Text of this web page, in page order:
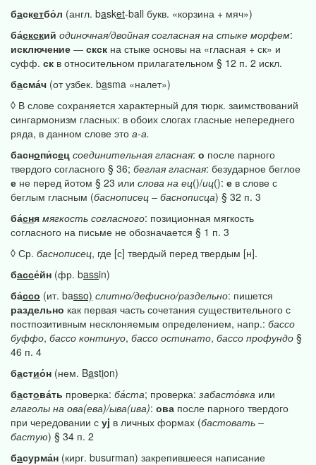
баскетбо́л (англ. basket-ball букв. «корзина + мяч»)
ба́скский одиночная/двойная согласная на стыке морфем:
исключение — скск на стыке основы на «гласная + ск» и
суфф. ск в относительном прилагательном § 12 п. 2 искл.
басма́ч (от узбек. basma «налет»)
◊ В слове сохраняется характерный для тюрк. заимствований
сингармонизм гласных: в обоих слогах гласные непереднего
ряда, в данном слове это а-а.
баснопи́сец соединительная гласная: о после парного
твердого согласного § 36; беглая гласная: безударное беглое
е не перед йотом § 23 или слова на ец()/иц(): е в слове с
беглым гласным (баснописец – баснописца) § 32 п. 3
ба́сня мягкость согласного: позиционная мягкость
согласного на письме не обозначается § 1 п. 3
◊ Ср. баснописец, где [с] твердый перед твердым [н].
бассе́йн (фр. bassin)
ба́ссо (ит. basso) слитно/дефисно/раздельно: пишется
раздельно как первая часть сочетания существительного с
постпозитивным несклоняемым определением, напр.: бассо
буффо, бассо континуо, бассо остинато, бассо профундо §
46 п. 4
бастио́н (нем. Bastion)
бастова́ть проверка: ба́ста; проверка: забасто́вка или
глаголы на ова(ева)/ыва(ива): ова после парного твердого
при чередовании с уj в личных формах (бастовать –
бастую) § 34 п. 2
басурма́н (кирг. busurman) закрепившееся написание